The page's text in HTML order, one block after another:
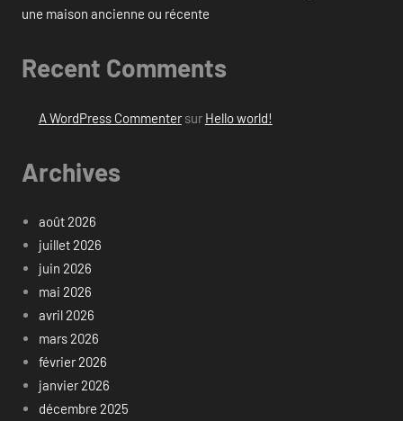
une maison ancienne ou récente
Recent Comments
A WordPress Commentersur Hello world!
Archives
août 2026
juillet 2026
juin 2026
mai 2026
avril 2026
mars 2026
février 2026
janvier 2026
décembre 2025